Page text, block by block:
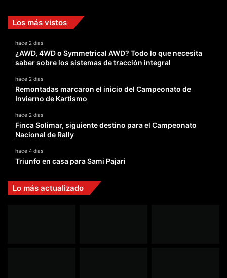
Los más vistos
hace 2 días
¿AWD, 4WD o Symmetrical AWD? Todo lo que necesita
saber sobre los sistemas de tracción integral
hace 2 días
Remontadas marcaron el inicio del Campeonato de
Invierno de Kartismo
hace 2 días
Finca Solimar, siguiente destino para el Campeonato
Nacional de Rally
hace 4 días
Triunfo en casa para Sami Pajari
Lo más actualizado